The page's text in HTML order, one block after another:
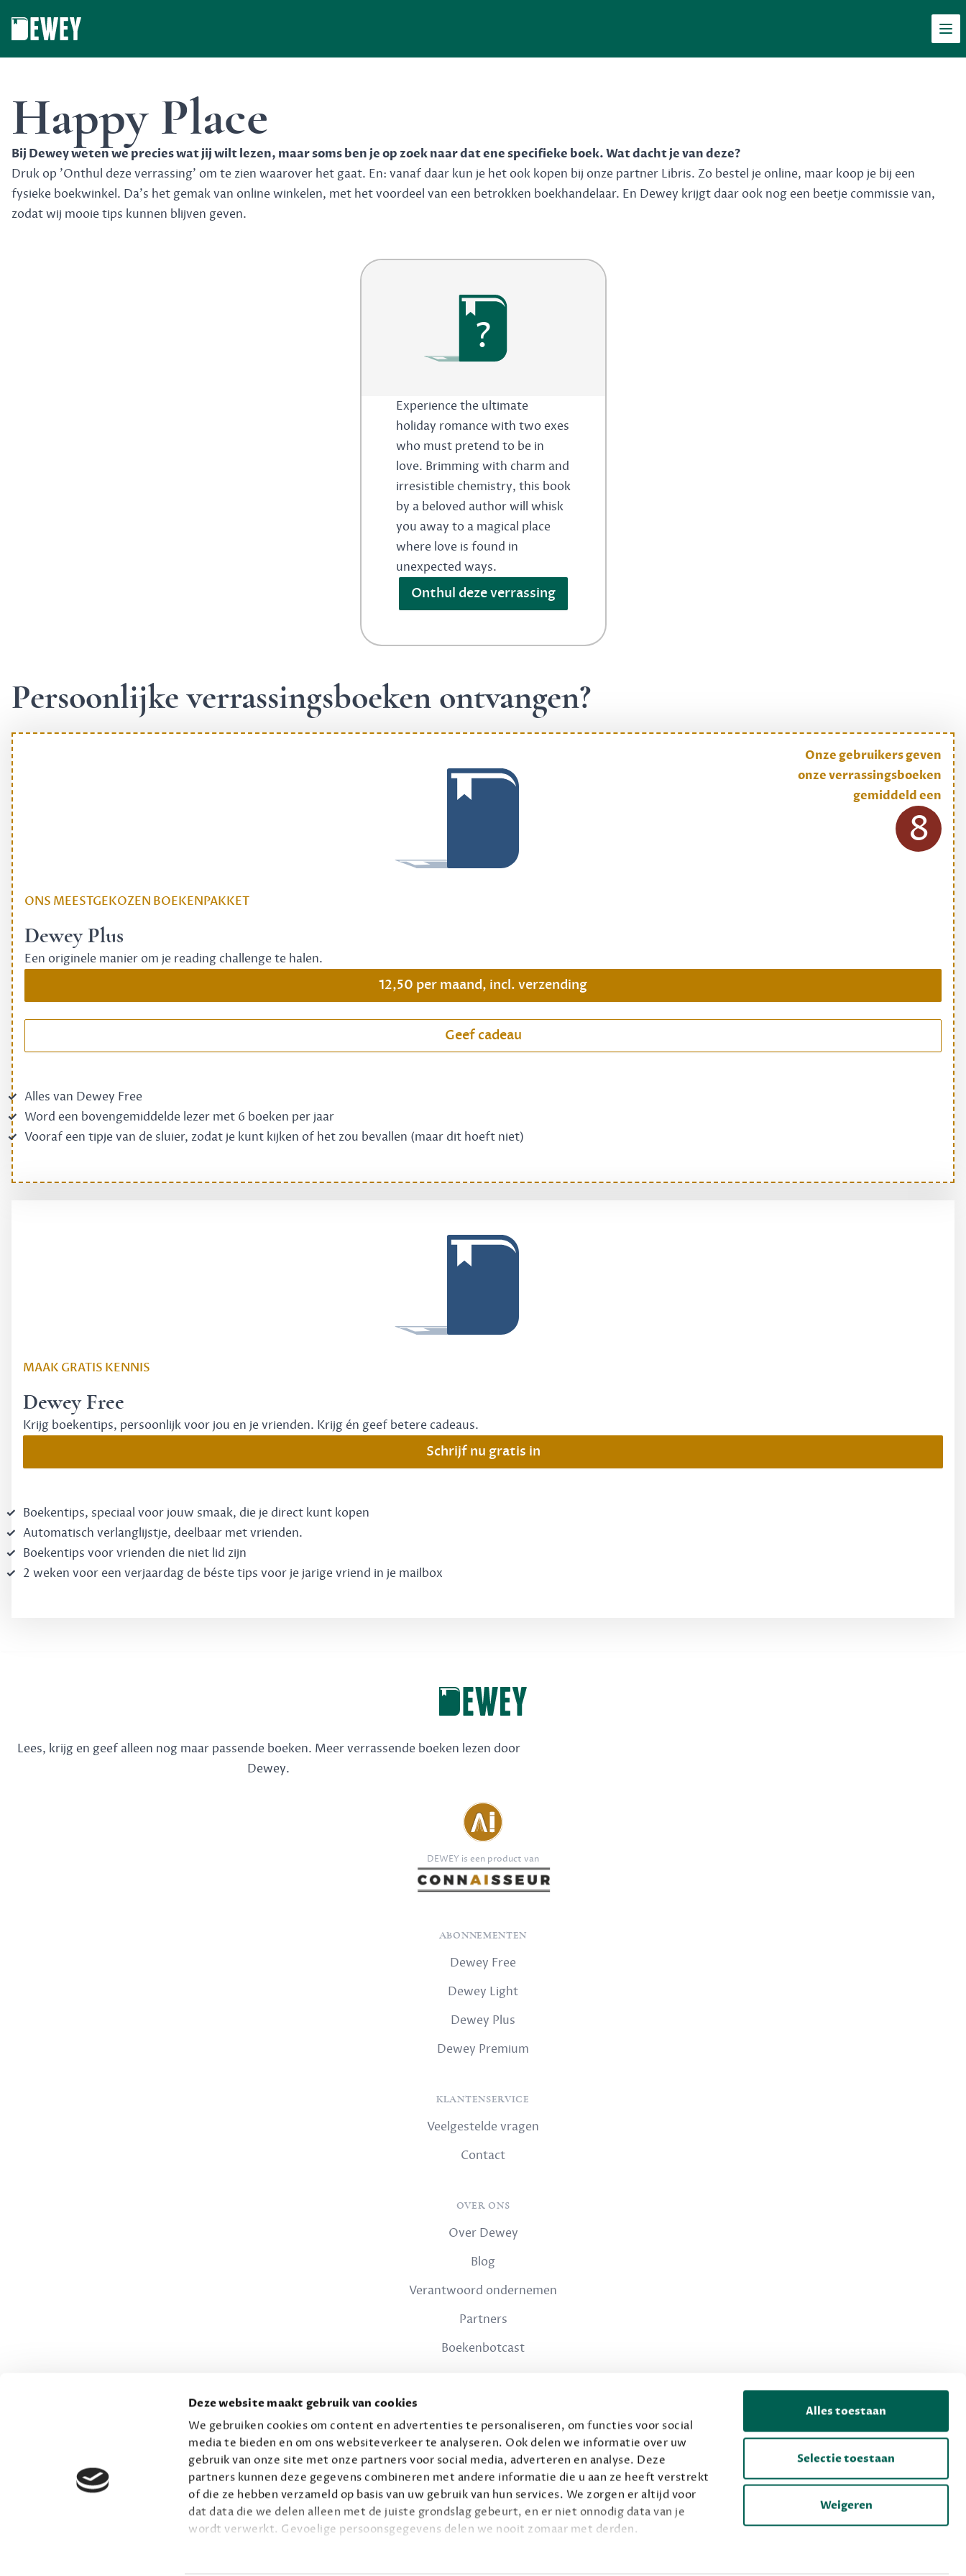
Deze website maakt gebruik van cookies
We gebruiken cookies om content en advertenties te personaliseren, om functies voor social
media te bieden en om ons websiteverkeer te analyseren. Ook delen we informatie over uw
gebruik van onze site met onze partners voor social media, adverteren en analyse. Deze
partners kunnen deze gegevens combineren met andere informatie die u aan ze heeft verstrekt
of die ze hebben verzameld op basis van uw gebruik van hun services. We zorgen er altijd voor
dat data die we delen alleen met de juiste grondslag gebeurt, en er niet onnodig data van je
wordt verwerkt. Gevoelige persoonsgegevens delen we nooit zomaar met derden.
Alles toestaan
Selectie toestaan
Weigeren
Happy Place
Bij Dewey weten we precies wat jij wilt lezen, maar soms ben je op zoek naar dat ene specifieke boek. Wat dacht je van deze?
Druk op 'Onthul deze verrassing' om te zien waarover het gaat. En: vanaf daar kun je het ook kopen bij onze partner Libris. Zo bestel je online, maar koop je bij een
fysieke boekwinkel. Da's het gemak van online winkelen, met het voordeel van een betrokken boekhandelaar. En Dewey krijgt daar ook nog een beetje commissie van,
zodat wij mooie tips kunnen blijven geven.
?
Experience the ultimate
holiday romance with two exes
who must pretend to be in
love. Brimming with charm and
irresistible chemistry, this book
by a beloved author will whisk
you away to a magical place
where love is found in
unexpected ways.
Onthul deze verrassing
Persoonlijke verrassingsboeken ontvangen?
ONS MEESTGEKOZEN BOEKENPAKKET
Dewey Plus
Een originele manier om je reading challenge te halen.
12,50 per maand, incl. verzending
Geef cadeau
Alles van Dewey Free
Word een bovengemiddelde lezer met 6 boeken per jaar
Vooraf een tipje van de sluier, zodat je kunt kijken of het zou bevallen (maar dit hoeft niet)
Onze gebruikers geven
onze verrassingsboeken
gemiddeld een
8
MAAK GRATIS KENNIS
Dewey Free
Krijg boekentips, persoonlijk voor jou en je vrienden. Krijg én geef betere cadeaus.
Schrijf nu gratis in
Boekentips, speciaal voor jouw smaak, die je direct kunt kopen
Automatisch verlanglijstje, deelbaar met vrienden.
Boekentips voor vrienden die niet lid zijn
2 weken voor een verjaardag de béste tips voor je jarige vriend in je mailbox
Lees, krijg en geef alleen nog maar passende boeken. Meer verrassende boeken lezen door
Dewey.
DEWEY is een product van
ABONNEMENTEN
Dewey Free
Dewey Light
Dewey Plus
Dewey Premium
KLANTENSERVICE
Veelgestelde vragen
Contact
OVER ONS
Over Dewey
Blog
Verantwoord ondernemen
Partners
Boekenbotcast
Privacy
Voorwaarden
© 2026 Connaisseur B.V.